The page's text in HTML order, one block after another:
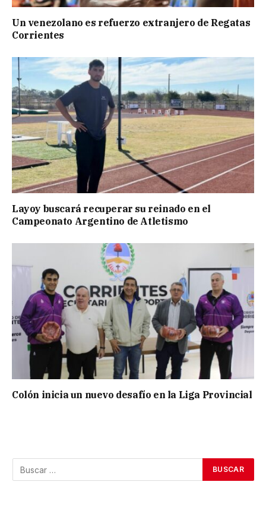
Un venezolano es refuerzo extranjero de Regatas
Corrientes
Layoy buscará recuperar su reinado en el
Campeonato Argentino de Atletismo
Colón inicia un nuevo desafío en la Liga Provincial